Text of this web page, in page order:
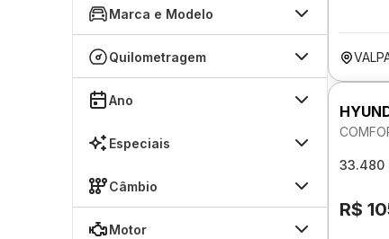
Marca e Modelo
Quilometragem
Ano
Especiais
Câmbio
Motor
33.480
R$